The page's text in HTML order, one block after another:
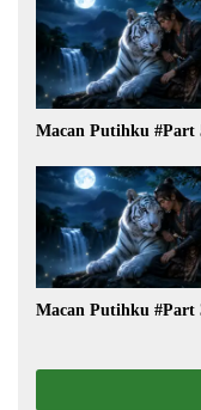
Macan Putihku #Part
Macan Putihku #Part